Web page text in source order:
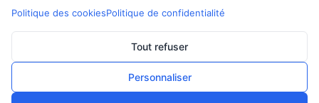
INFORMATIONS LÉGALES
Mentions légales
Politique des cookiesPolitique de confidentialité
Tout refuser
Personnaliser